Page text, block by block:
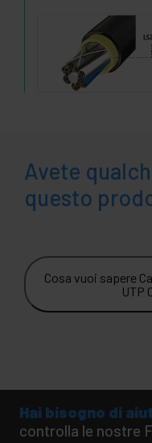
Avete
questo
Cosa vuoi sapere
UTP
Hai bisogno di
controlla le nostre